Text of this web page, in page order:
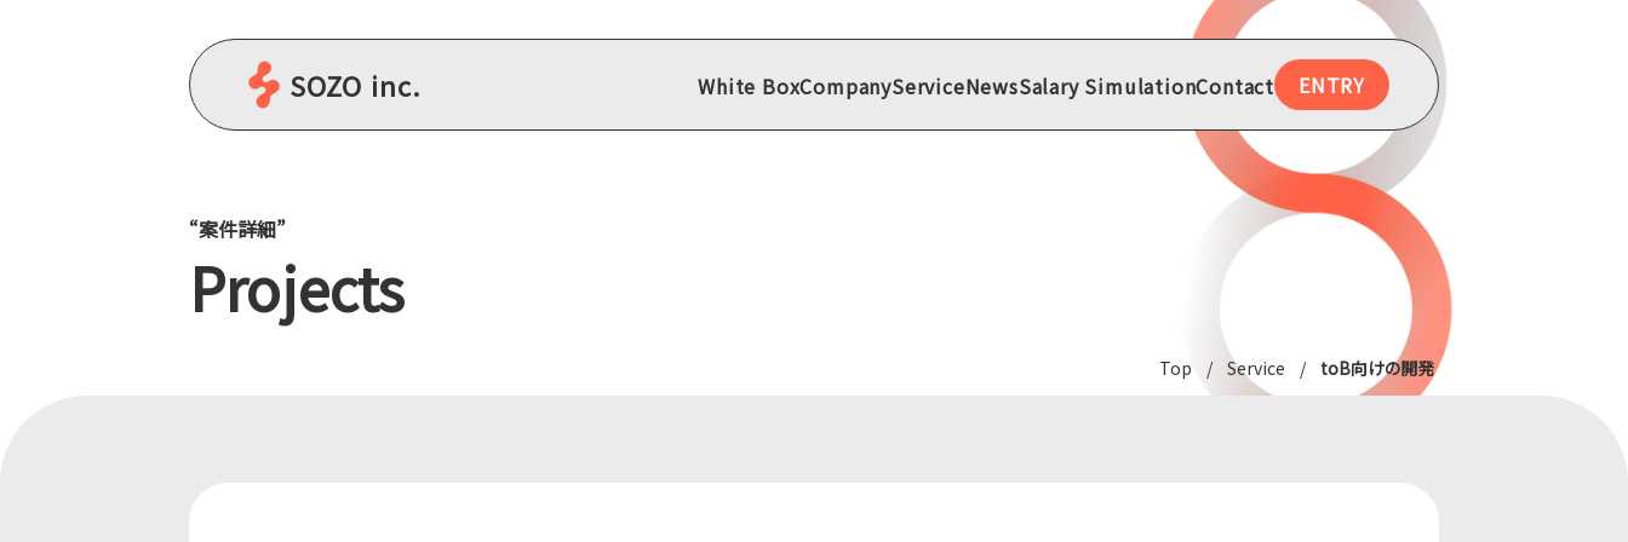
SOZO inc. White BoxCompanyServiceNewsSalary Simulation
Salary Simulation
Contact
Contact
ENTRY
“案件詳細”
Projects
Top Service toB向けの開発